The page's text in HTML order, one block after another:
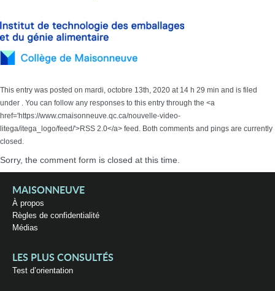
This entry was posted on mardi, octobre 13th, 2020 at 14 h 29 min and is filed
under . You can follow any responses to this entry through the <a
href='https://www.cmaisonneuve.qc.ca/nouvelle-video-
litega/itega_logo/feed/'>RSS 2.0</a> feed. Both comments and pings are currently
closed.
Sorry, the comment form is closed at this time.
MAISONNEUVE
À propos
Règles de confidentialité
Médias
LES PLUS CONSULTÉS
Test d’orientation